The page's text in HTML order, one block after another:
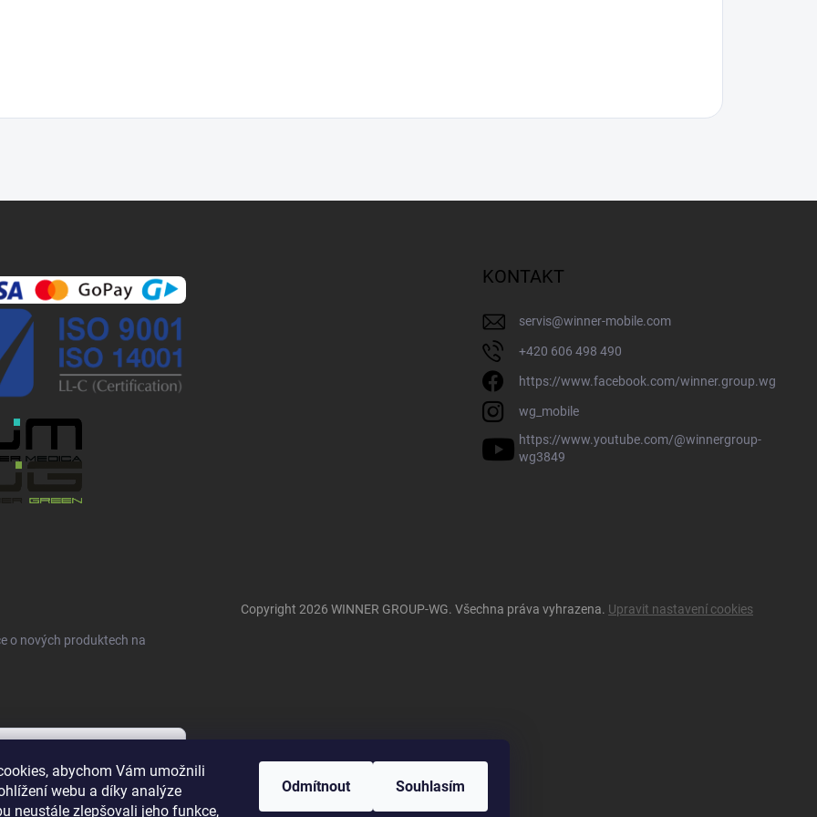
abychom Vám umožnili
webu a díky analýze
neustále zlepšovali jeho funkce,
Odmítnout Souhlasím
KONTAKT
servis@winner-mobile.com
+420 606 498 490
https://www.facebook.com/winner.group.wg
wg_mobile
https://www.youtube.com/@winnergroup-
wg3849
o nových produktech na
osobních údajů v souladu se
Copyright 2026 WINNER GROUP-WG. Všechna práva vyhrazena. Upravit nastavení cookies